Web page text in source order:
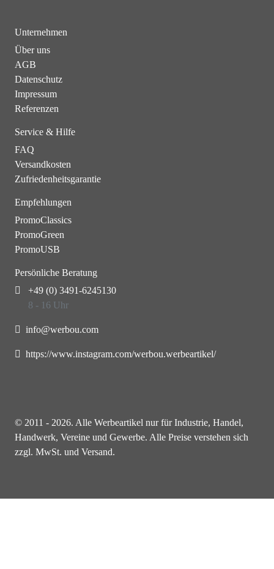
Unternehmen
Über uns
AGB
Datenschutz
Impressum
Referenzen
Service & Hilfe
FAQ
Versandkosten
Zufriedenheitsgarantie
Empfehlungen
PromoClassics
PromoGreen
PromoUSB
Persönliche Beratung
+49 (0) 3491-6245130
8 - 16 Uhr
info@werbou.com
https://www.instagram.com/werbou.werbeartikel/
© 2011 - 2026. Alle Werbeartikel nur für Industrie, Handel,
Handwerk, Vereine und Gewerbe. Alle Preise verstehen sich
zzgl. MwSt. und Versand.